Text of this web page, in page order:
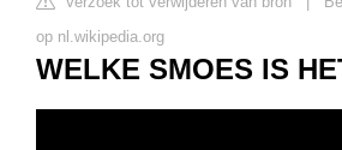
op nl.wikipedia.org
WELKE SMOES IS